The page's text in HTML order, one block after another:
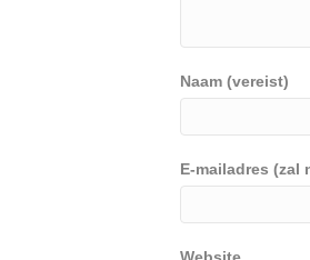
Naam (vereist)
E-mailadres (zal